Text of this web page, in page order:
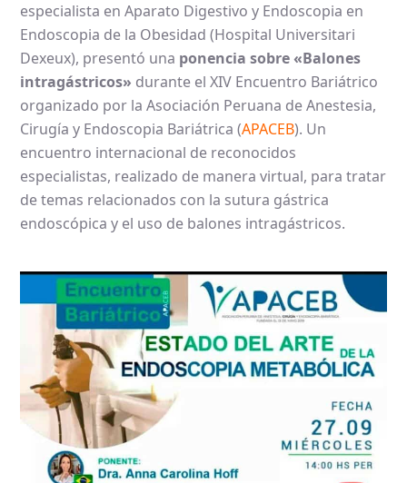
especialista en Aparato Digestivo y Endoscopia en
Endoscopia de la Obesidad (Hospital Universitari
Dexeux), presentó una ponencia sobre «Balones
intragástricos» durante el XIV Encuentro Bariátrico
organizado por la Asociación Peruana de Anestesia,
Cirugía y Endoscopia Bariátrica (APACEB). Un
encuentro internacional de reconocidos
especialistas, realizado de manera virtual, para tratar
de temas relacionados con la sutura gástrica
endoscópica y el uso de balones intragástricos.